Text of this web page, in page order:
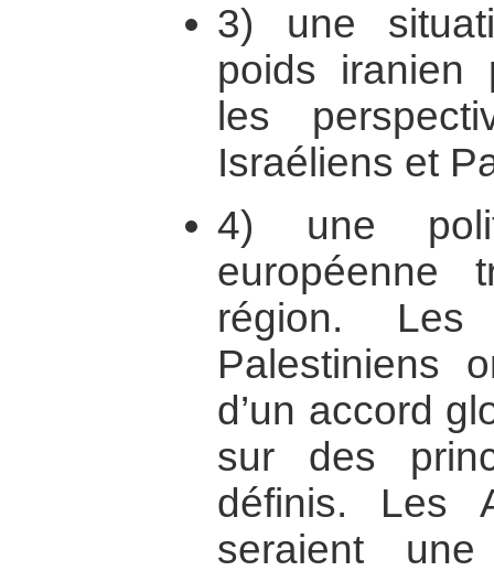
3) une
poids iranien
les
Israéliens et
4) une
européenne
région.
Palestiniens
d’un accord
sur des
définis. Les
seraient